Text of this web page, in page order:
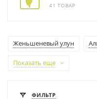
41 ТОВАР
Женьшеневый улун
Показать еще
ФИЛЬТР